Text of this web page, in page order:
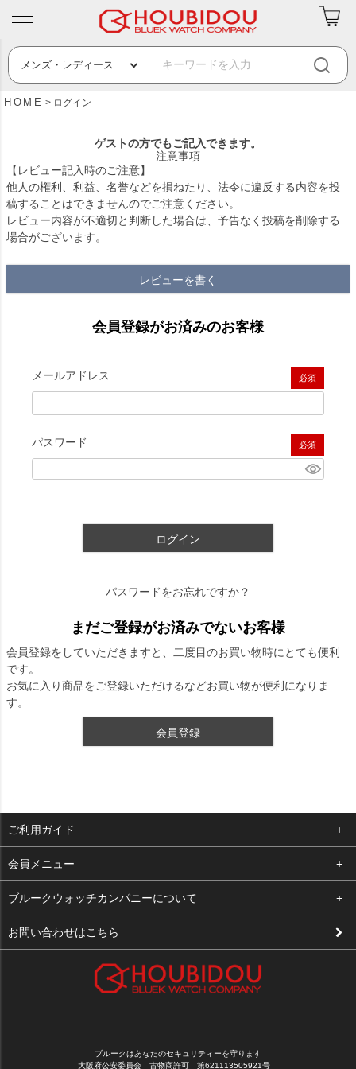
HOME ログイン
ゲストの方でもご記入できます。
注意事項
【レビュー記入時のご注意】
他人の権利、利益、名誉などを損ねたり、法令に違反する内容を投
稿することはできませんのでご注意ください。
レビュー内容が不適切と判断した場合は、予告なく投稿を削除する
場合がございます。
レビューを書く
会員登録がお済みのお客様
メールアドレス
(必須)
パスワード
(必須)
ログイン
パスワードをお忘れですか？
まだご登録がお済みでないお客様
会員登録をしていただきますと、二度目のお買い物時にとても便利
です。
お気に入り商品をご登録いただけるなどお買い物が便利になりま
す。
会員登録
ご利用ガイド
よくある質問
支払い・送料
修理依頼
会員メニュー
ログイン
お気に入り
ブルークウォッチカンパニーについて
会社概要
お問い合わせはこちら
ブルークはあなたのセキュリティーを守ります
大阪府公安委員会 古物商許可 第621113505921号